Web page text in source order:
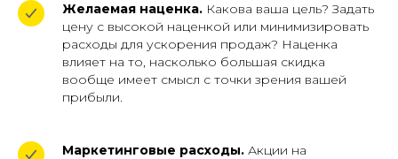
Желаемая наценка. Какова ваша цель? Задать
цену с высокой наценкой или минимизировать
расходы для ускорения продаж? Наценка
влияет на то, насколько большая скидка
вообще имеет смысл с точки зрения вашей
прибыли.
Маркетинговые расходы. Акции на